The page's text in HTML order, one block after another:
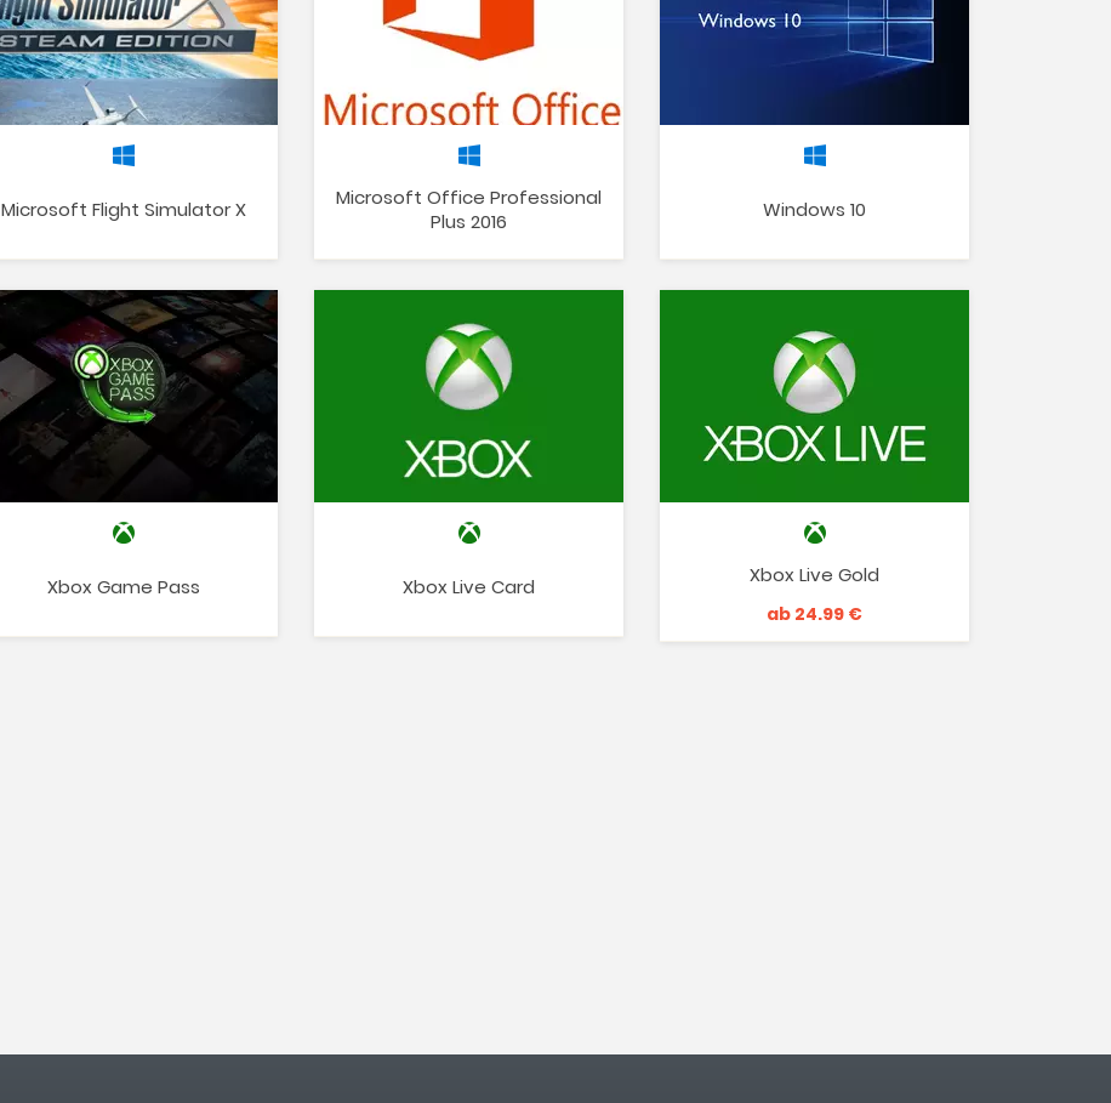
Microsoft Flight Simulator X
Microsoft Office Professional
Plus 2016
Windows 10
Xbox Game Pass Xbox Live Card Xbox Live Gold
ab 24.99 €